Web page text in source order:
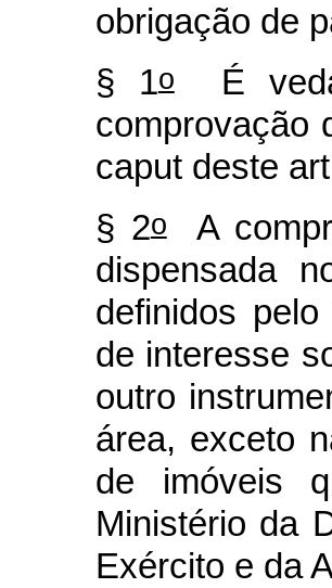
obrigação de
§ 1oÉ
comprovação
caput deste
§ 2oA
dispensada
definidos
de interesse
outro
área, exceto
de imóveis
Ministério da
Exército e da